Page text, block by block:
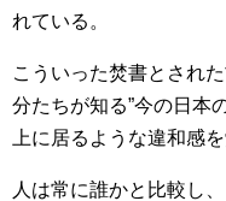
れている。
こういった焚書とされ
分たちが知る”今の日本
上に居るような違和感を
人は常に誰かと比較し